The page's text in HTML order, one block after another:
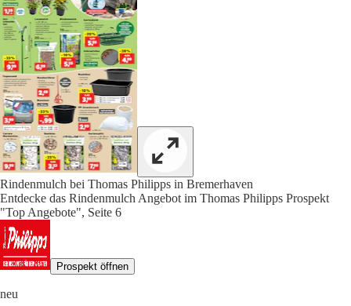
Rindenmulch bei Thomas Philipps in Bremerhaven
Entdecke das Rindenmulch Angebot im Thomas Philipps Prospekt
"Top Angebote", Seite 6
Prospekt öffnen
neu